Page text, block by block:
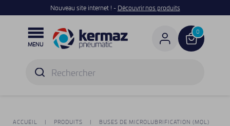
Nouveau site internet ! - Découvrir nos produits

MENU
0
ACCUEIL PRODUITS
BUSES DE MICROLUBRIFICATION (MQL)